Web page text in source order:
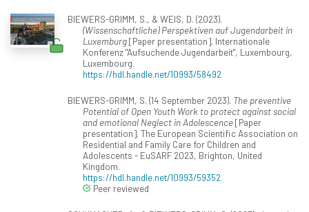
BIEWERS-GRIMM, S., & WEIS, D. (2023).
(Wissenschaftliche) Perspektiven auf Jugendarbeit in
Luxemburg[Paper presentation]. Internationale
Konferenz "Aufsuchende Jugendarbeit", Luxembourg,
Luxembourg.
https://hdl.handle.net/10993/58492
BIEWERS-GRIMM, S. (14 September 2023). The preventive
Potential of Open Youth Work to protect against social
and emotional Neglect in Adolescence[Paper
presentation]. The European Scientific Association on
Residential and Family Care for Children and
Adolescents - EuSARF 2023, Brighton, United
Kingdom.
https://hdl.handle.net/10993/59352
Peer reviewed